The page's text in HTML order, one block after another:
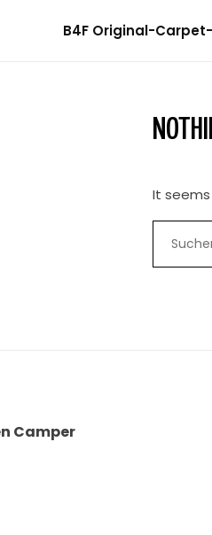
B4F Original-
It seems
Camper